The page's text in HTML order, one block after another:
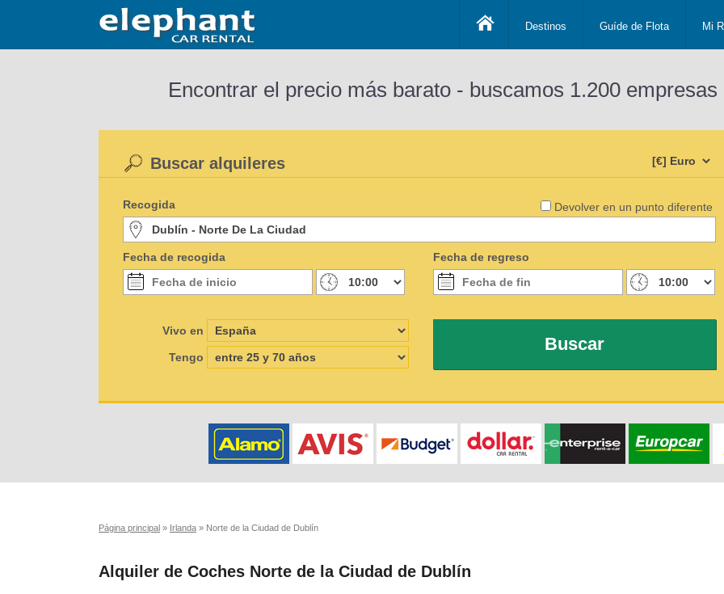
Destinos Guíde de Flota Mi
Encontrar el precio más barato - buscamos 1.200
Devolver en un punto diferente
Buscar alquileres
Recogida
Fecha de recogida Fecha de regreso
Vivo en
Tengo
Buscar
Página principal » Irlanda » Norte de la Ciudad de Dublín
Alquiler de Coches Norte de la Ciudad de Dublín